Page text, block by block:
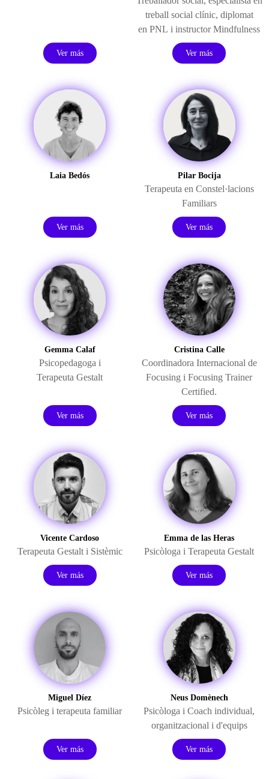
Ver más
treball social clínic, diplomat
en PNL i instructor Mindfulness
Ver más
Laia Bedós
Ver más
Pilar Bocija
Terapeuta en Constel·lacions
Familiars
Ver más
Gemma Calaf
Psicopedagoga i
Terapeuta Gestalt
Ver más
Cristina Calle
Coordinadora Internacional de
Focusing i Focusing Trainer
Certified.
Ver más
Vicente Cardoso
Terapeuta Gestalt i Sistèmic
Ver más
Emma de las Heras
Psicòloga i Terapeuta Gestalt
Ver más
Miguel Díez
Psicòleg i terapeuta familiar
Ver más
Neus Domènech
Psicòloga i Coach individual,
organitzacional i d'equips
Ver más